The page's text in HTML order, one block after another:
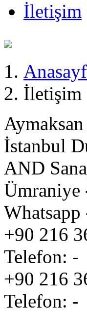
İletişim
İletişim
İstanbul
AND
Whatsapp
+90 216
Telefon: -
+90 216
Telefon: -